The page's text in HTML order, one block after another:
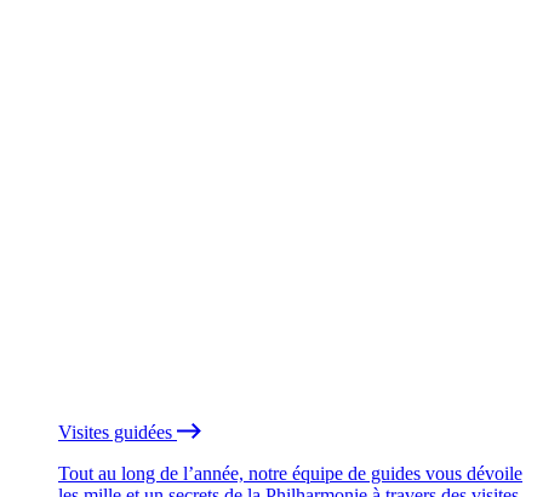
Visites guidées
Tout au long de l’année, notre équipe de guides vous dévoile